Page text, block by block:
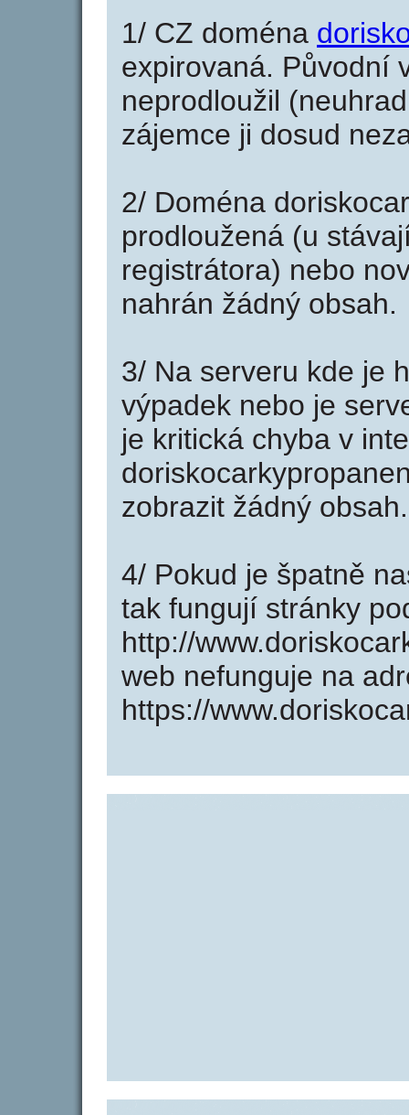
1/ CZ doména
expirovaná. Původní
neprodloužil
zájemce ji dosud
2/ Doména
prodloužená (u
registrátora) nebo
nahrán žádný obsah.
3/ Na serveru kde je
výpadek nebo je
je kritická chyba v
zobrazit žádný obsah.
4/ Pokud je špatně
tak fungují stránky
http://
web nefunguje na
https://